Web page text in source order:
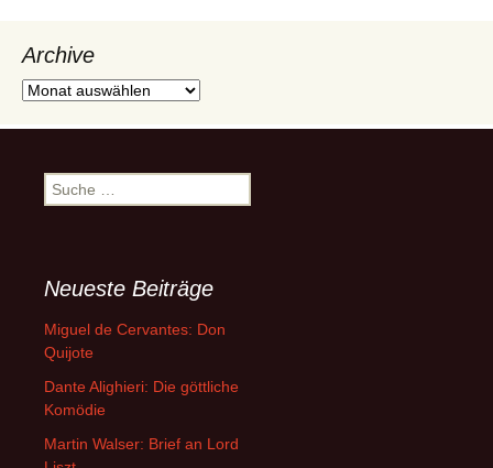
Archive
Archive
Suche
nach:
Neueste Beiträge
Miguel de Cervantes: Don
Quijote
Dante Alighieri: Die göttliche
Komödie
Martin Walser: Brief an Lord